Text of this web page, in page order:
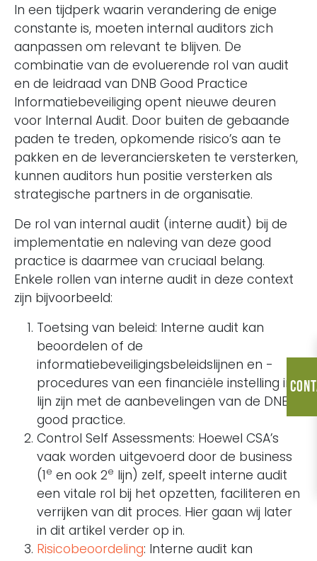
In een tijdperk waarin verandering de enige
constante is, moeten internal auditors zich
aanpassen om relevant te blijven. De
combinatie van de evoluerende rol van audit
en de leidraad van DNB Good Practice
Informatiebeveiliging opent nieuwe deuren
voor Internal Audit. Door buiten de gebaande
paden te treden, opkomende risico’s aan te
pakken en de leveranciersketen te versterken,
kunnen auditors hun positie versterken als
strategische partners in de organisatie.
De rol van internal audit (interne audit) bij de
implementatie en naleving van deze good
practice is daarmee van cruciaal belang.
Enkele rollen van interne audit in deze context
zijn bijvoorbeeld:
Toetsing van beleid: Interne audit kan
beoordelen of de
informatiebeveiligingsbeleidslijnen en -
procedures van een financiële instelling in
lijn zijn met de aanbevelingen van de DNB
good practice.
Control Self Assessments: Hoewel CSA’s
vaak worden uitgevoerd door de business
(1e en ook 2e lijn) zelf, speelt interne audit
een vitale rol bij het opzetten, faciliteren en
verrijken van dit proces. Hier gaan wij later
in dit artikel verder op in.
Risicobeoordeling: Interne audit kan